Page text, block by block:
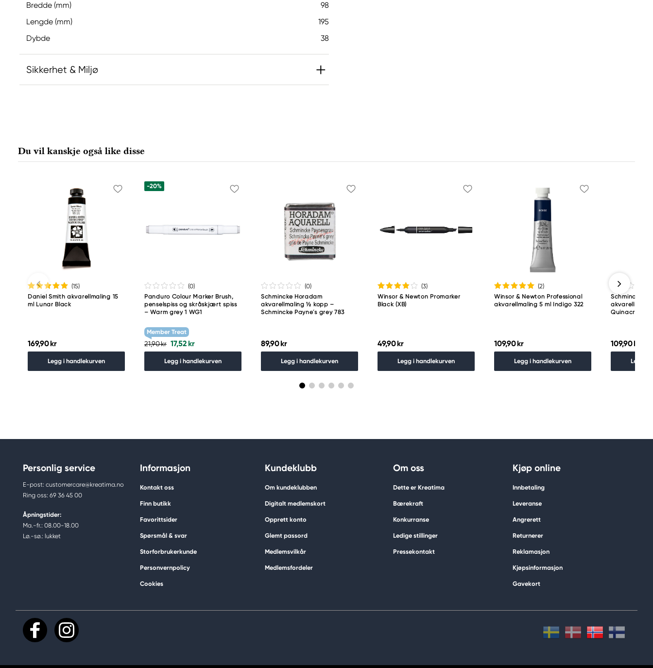
Bredde (mm)
98
Lengde (mm)
195
Dybde
38
Sikkerhet & Miljø
Du vil kanskje også like disse
(15)
Daniel Smith akvarellmaling 15
ml Lunar Black
169,90 kr
Legg i handlekurven
-20%
(0)
Panduro Colour Marker Brush,
penselspiss og skråskjært spiss
– Warm grey 1 WG1
Member Treat
21,90 kr 17,52 kr
Legg i handlekurven
(0)
Schmincke Horadam
akvarellmaling ½ kopp –
Schmincke Payne´s grey 783
89,90 kr
Legg i handlekurven
(3)
Winsor & Newton Promarker
Black (XB)
49,90 kr
Legg i handlekurven
(2)
Winsor & Newton Professional
akvarellmaling 5 ml Indigo 322
109,90 kr
Legg i handlekurven
Schmincke
Quinacridone
109,90 kr
Legg i
Personlig service
E-post: customercare@kreatima.no
Ring oss: 69 36 45 00
Åpningstider:
Ma.-fr.: 08.00-18.00
Lø.-sø.: lukket
Informasjon
Kontakt oss
Finn butikk
Favorittsider
Spørsmål & svar
Storforbrukerkunde
Personvernpolicy
Cookies
Kundeklubb
Om kundeklubben
Digitalt medlemskort
Opprett konto
Glemt passord
Medlemsvilkår
Medlemsfordeler
Om oss
Dette er Kreatima
Bærekraft
Konkurranse
Ledige stillinger
Pressekontakt
Kjøp online
Innbetaling
Leveranse
Angrerett
Returnerer
Reklamasjon
Kjøpsinformasjon
Gavekort